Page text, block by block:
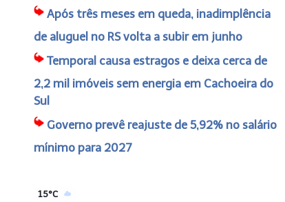
Após três meses em queda, inadimplência
de aluguel no RS volta a subir em junho
Temporal causa estragos e deixa cerca de
2,2 mil imóveis sem energia em Cachoeira do
Sul
Governo prevê reajuste de 5,92% no salário
mínimo para 2027
15°C